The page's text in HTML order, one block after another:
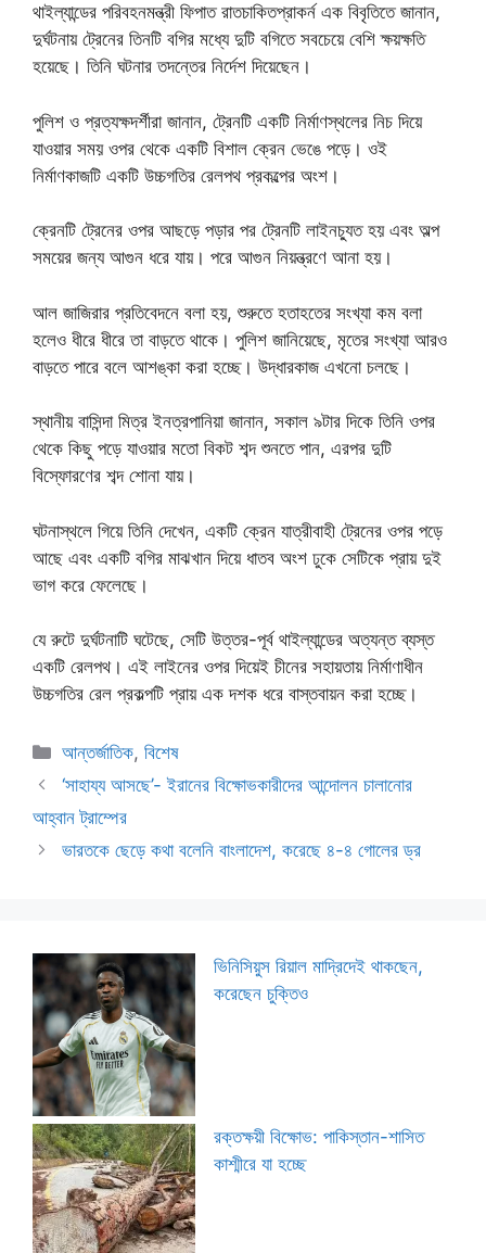
থাইল্যান্ডের পরিবহনমন্ত্রী ফিপাত রাতচাকিতপ্রাকর্ন এক বিবৃতিতে জানান,
দুর্ঘটনায় ট্রেনের তিনটি বগির মধ্যে দুটি বগিতে সবচেয়ে বেশি ক্ষয়ক্ষতি
হয়েছে। তিনি ঘটনার তদন্তের নির্দেশ দিয়েছেন।
পুলিশ ও প্রত্যক্ষদর্শীরা জানান, ট্রেনটি একটি নির্মাণস্থলের নিচ দিয়ে
যাওয়ার সময় ওপর থেকে একটি বিশাল ক্রেন ভেঙে পড়ে। ওই
নির্মাণকাজটি একটি উচ্চগতির রেলপথ প্রকল্পের অংশ।
ক্রেনটি ট্রেনের ওপর আছড়ে পড়ার পর ট্রেনটি লাইনচ্যুত হয় এবং অল্প
সময়ের জন্য আগুন ধরে যায়। পরে আগুন নিয়ন্ত্রণে আনা হয়।
আল জাজিরার প্রতিবেদনে বলা হয়, শুরুতে হতাহতের সংখ্যা কম বলা
হলেও ধীরে ধীরে তা বাড়তে থাকে। পুলিশ জানিয়েছে, মৃতের সংখ্যা আরও
বাড়তে পারে বলে আশঙ্কা করা হচ্ছে। উদ্ধারকাজ এখনো চলছে।
স্থানীয় বাসিন্দা মিত্র ইনত্রপানিয়া জানান, সকাল ৯টার দিকে তিনি ওপর
থেকে কিছু পড়ে যাওয়ার মতো বিকট শব্দ শুনতে পান, এরপর দুটি
বিস্ফোরণের শব্দ শোনা যায়।
ঘটনাস্থলে গিয়ে তিনি দেখেন, একটি ক্রেন যাত্রীবাহী ট্রেনের ওপর পড়ে
আছে এবং একটি বগির মাঝখান দিয়ে ধাতব অংশ ঢুকে সেটিকে প্রায় দুই
ভাগ করে ফেলেছে।
যে রুটে দুর্ঘটনাটি ঘটেছে, সেটি উত্তর-পূর্ব থাইল্যান্ডের অত্যন্ত ব্যস্ত
একটি রেলপথ। এই লাইনের ওপর দিয়েই চীনের সহায়তায় নির্মাণাধীন
উচ্চগতির রেল প্রকল্পটি প্রায় এক দশক ধরে বাস্তবায়ন করা হচ্ছে।
Categories
আন্তর্জাতিক,বিশেষ
‘সাহায্য আসছে’- ইরানের বিক্ষোভকারীদের আন্দোলন চালানোর
আহ্বান ট্রাম্পের
ভারতকে ছেড়ে কথা বলেনি বাংলাদেশ, করেছে ৪-৪ গোলের ড্র
ভিনিসিয়ুস রিয়াল মাদ্রিদেই থাকছেন,
করেছেন চুক্তিও
রক্তক্ষয়ী বিক্ষোভ: পাকিস্তান-শাসিত
কাশ্মীরে যা হচ্ছে